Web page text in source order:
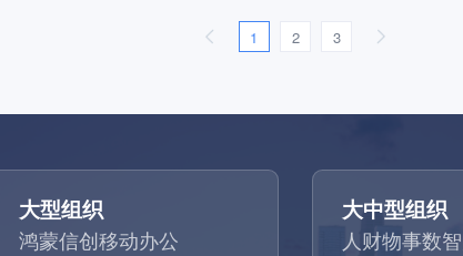
1 2 3
大型组织
鸿蒙信创移动办公
大中型组织
人财物事数